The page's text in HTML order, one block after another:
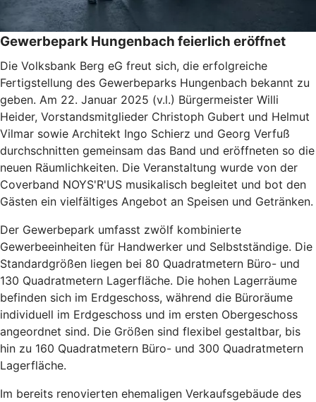
Gewerbepark Hungenbach feierlich eröffnet
Die Volksbank Berg eG freut sich, die erfolgreiche
Fertigstellung des Gewerbeparks Hungenbach bekannt zu
geben. Am 22. Januar 2025 (v.l.) Bürgermeister Willi
Heider, Vorstandsmitglieder Christoph Gubert und Helmut
Vilmar sowie Architekt Ingo Schierz und Georg Verfuß
durchschnitten gemeinsam das Band und eröffneten so die
neuen Räumlichkeiten. Die Veranstaltung wurde von der
Coverband NOYS'R'US musikalisch begleitet und bot den
Gästen ein vielfältiges Angebot an Speisen und Getränken.
Der Gewerbepark umfasst zwölf kombinierte
Gewerbeeinheiten für Handwerker und Selbstständige. Die
Standardgrößen liegen bei 80 Quadratmetern Büro- und
130 Quadratmetern Lagerfläche. Die hohen Lagerräume
befinden sich im Erdgeschoss, während die Büroräume
individuell im Erdgeschoss und im ersten Obergeschoss
angeordnet sind. Die Größen sind flexibel gestaltbar, bis
hin zu 160 Quadratmetern Büro- und 300 Quadratmetern
Lagerfläche.
Im bereits renovierten ehemaligen Verkaufsgebäude des